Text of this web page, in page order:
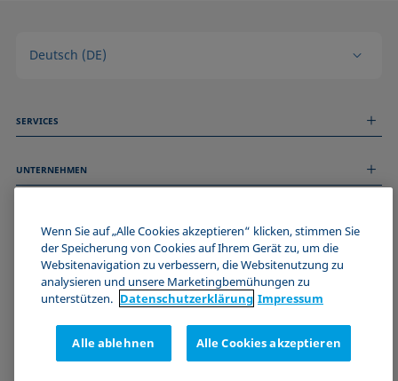
Deutsch (DE)
SERVICES
Technischer Service
UNTERNEHMEN
Stellenangebote
Events
Impressum
Datenschutzerklärung
Cookie-Richtlinie
Zertifizierungen (ISO 9001)
Newsletter-Anmeldung
WERDE TEIL DER KRÜSS COMMUNITY
Wenn Sie auf „Alle Cookies akzeptieren“ klicken, stimmen Sie
der Speicherung von Cookies auf Ihrem Gerät zu, um die
Websitenavigation zu verbessern, die Websitenutzung zu
analysieren und unsere Marketingbemühungen zu
unterstützen. Datenschutz­erklärung Impressum
Alle ablehnen Alle Cookies akzeptieren